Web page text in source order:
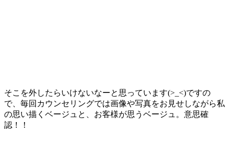
そこを外したらいけないなーと思っています(>_<)ですの
で、毎回カウンセリングでは画像や写真をお見せしながら私
の思い描くベージュと、お客様が思うベージュ。意思確
認！！